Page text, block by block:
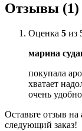
Отзывы (1)
Оценка 5 из
марина
покупала
хватает
очень
Оставьте отзыв
следующий заказ!